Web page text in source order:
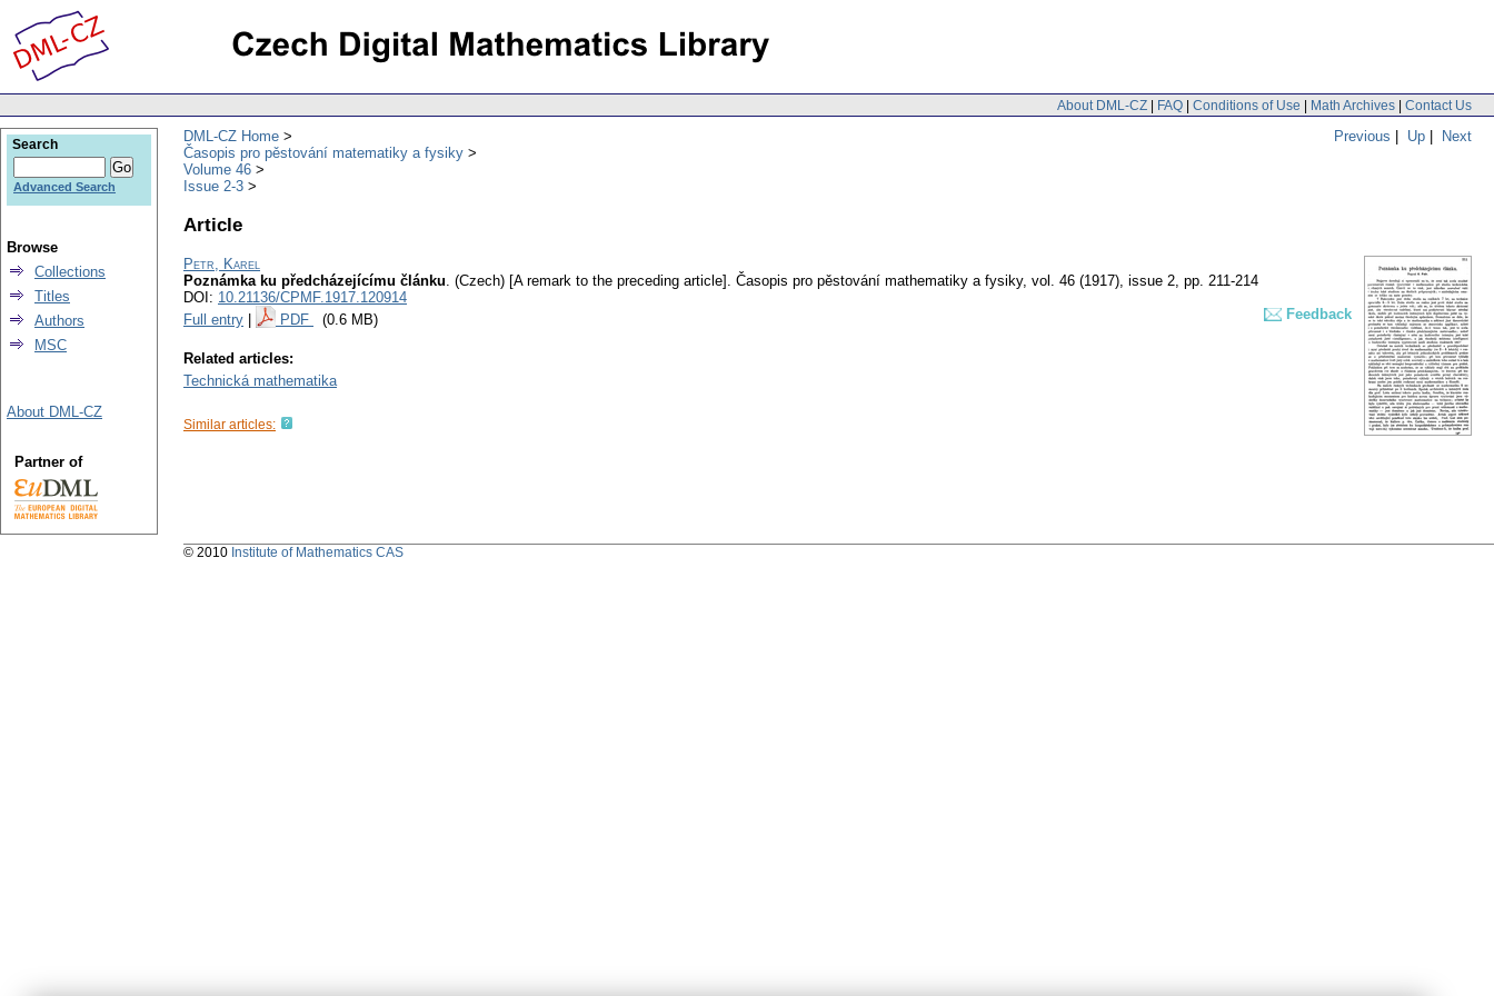
About DML-CZ | FAQ | Conditions of Use | Math Archives | Contact Us
Previous | Up | Next
DML-CZ Home
Časopis pro pěstování matematiky a fysiky
Volume 46
Issue 2-3
Article
Petr, Karel
Poznámka ku předcházejícímu článku. (Czech) [A remark to the preceding article]. Časopis pro pěstování mathematiky a fysiky, vol. 46 (1917), issue 2, pp. 211-214
DOI: 10.21136/CPMF.1917.120914
Full entry
PDF (0.6 MB) Feedback
Related articles:
Technická mathematika
Similar articles:
Search
Advanced Search
Browse
Collections
Titles
Authors
MSC
About DML-CZ
Partner of
© 2010 Institute of Mathematics CAS